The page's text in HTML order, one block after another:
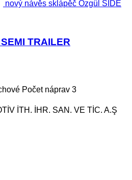
nový návěs sklápěč Özgül SIDE
TRAILER
Počet náprav 3
İTH. İHR. SAN. VE TİC. A.Ş